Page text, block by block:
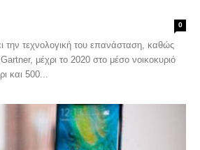
0
την τεχνολογική του επανάσταση, καθώς
μέχρι το 2020 στο μέσο νοικοκυριό
και 500...